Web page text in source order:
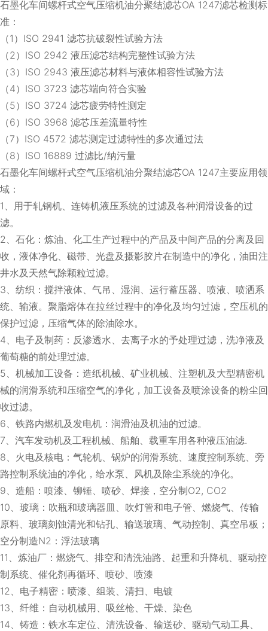
石墨化车间螺杆式空气压缩机油分聚结滤芯OA 1247滤芯检测标
准：
（1）ISO 2941 滤芯抗破裂性试验方法
（2）ISO 2942 液压滤芯结构完整性试验方法
（3）ISO 2943 液压滤芯材料与液体相容性试验方法
（4）ISO 3723 滤芯端向符合实验
（5）ISO 3724 滤芯疲劳特性测定
（6）ISO 3968 滤芯压差流量特性
（7）ISO 4572 滤芯测定过滤特性的多次通过法
（8）ISO 16889 过滤比/纳污量
石墨化车间螺杆式空气压缩机油分聚结滤芯OA 1247主要应用领
域：
1、用于轧钢机、连铸机液压系统的过滤及各种润滑设备的过
滤。
2、石化：炼油、化工生产过程中的产品及中间产品的分离及回
收，液体净化、磁带、光盘及摄影胶片在制造中的净化，油田注
井水及天然气除颗粒过滤。
3、纺织：搅拌液体、气吊、湿润、运行蓄压器、喷液、喷洒系
统、输液。聚脂熔体在拉丝过程中的净化及均匀过滤，空压机的
保护过滤，压缩气体的除油除水。
4、电子及制药：反渗透水、去离子水的予处理过滤，洗净液及
葡萄糖的前处理过滤。
5、机械加工设备：造纸机械、矿业机械、注塑机及大型精密机
械的润滑系统和压缩空气的净化，加工设备及喷涂设备的粉尘回
收过滤。
6、铁路内燃机及发电机：润滑油及机油的过滤。
7、汽车发动机及工程机械、船舶、载重车用各种液压油滤.
8、火电及核电：气轮机、锅炉的润滑系统、速度控制系统、旁
路控制系统油的净化，给水泵、风机及除尘系统的净化。
9、造船：喷漆、铆锤、喷砂、焊接，空分制O2, CO2
10、玻璃：吹瓶和玻璃器皿、吹灯管和电子管、燃烧气、传输
原料、玻璃刻蚀清光和钻孔、输送玻璃、气动控制、真空吊板；
空分制造N2：浮法玻璃
11、炼油厂：燃烧气、排空和清洗油路、起重和升降机、驱动控
制系统、催化剂再循环、喷砂、喷漆
12、电子精密：喷漆、组装、清扫、电镀
13、纤维：自动机械用、吸丝枪、干燥、染色
14、铸造：铁水车定位、清洗设备、输送砂、驱动气动工具、